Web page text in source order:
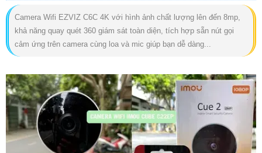
Camera Wifi EZVIZ C6C 4K với hình ảnh chất lượng lên đến 8mp,
khả năng quay quét 360 giám sát toàn diện, tích hợp sẵn nút gọi
cảm ứng trên camera cùng loa và mic giúp bạn dễ dàng...